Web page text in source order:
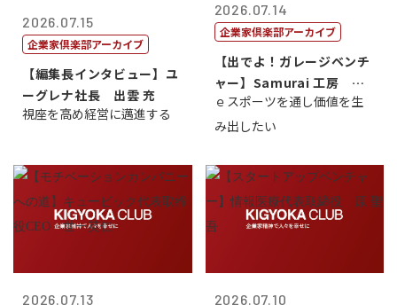
2026.07.15
企業家倶楽部アーカイブ
【編集長インタビュー】ユ
ーグレナ社長 出雲 充
視座を高め経営に邁進する
2026.07.14
企業家倶楽部アーカイブ
【出でよ！ガレージベンチ
ャー】Samurai 工房 代
表取締...
ｅスポーツを通し価値を生
み出したい
2026.07.13 2026.07.10